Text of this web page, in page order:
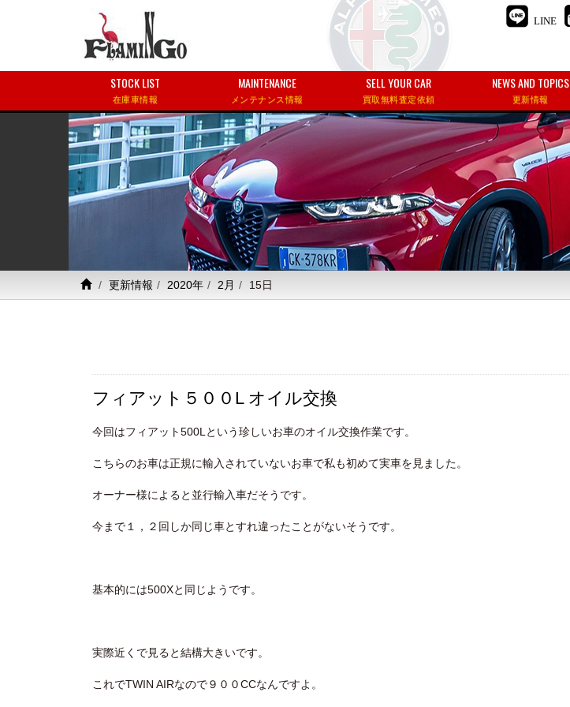
LINE
STOCK LIST
在庫車情報
MAINTENANCE
メンテナンス情報
SELL YOUR CAR
買取無料査定依頼
NEWS AND TOPICS
更新情報
更新情報 2020年 2月 15日
フィアット５００L オイル交換
今回はフィアット500Lという珍しいお車のオイル交換作業です。
こちらのお車は正規に輸入されていないお車で私も初めて実車を見ました。
オーナー様によると並行輸入車だそうです。
今まで１，２回しか同じ車とすれ違ったことがないそうです。
基本的には500Xと同じようです。
実際近くで見ると結構大きいです。
これでTWIN AIRなので９００CCなんですよ。